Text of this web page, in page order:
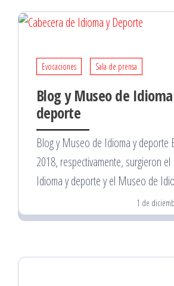
Evocaciones Sala de prensa
Blog y Museo de
deporte
Blog y Museo de Idioma y deporte
2018, respectivamente, surgieron el
Idioma y deporte y el Museo de
1 de